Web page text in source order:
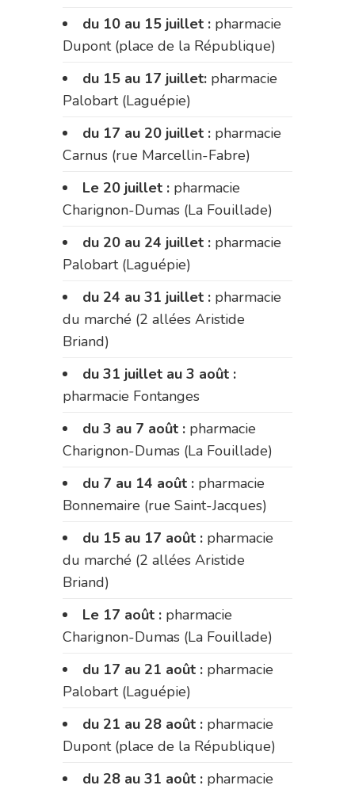
du 10 au 15 juillet : pharmacie
Dupont (place de la République)
du 15 au 17 juillet: pharmacie
Palobart (Laguépie)
du 17 au 20 juillet : pharmacie
Carnus (rue Marcellin-Fabre)
Le 20 juillet : pharmacie
Charignon-Dumas (La Fouillade)
du 20 au 24 juillet : pharmacie
Palobart (Laguépie)
du 24 au 31 juillet : pharmacie
du marché (2 allées Aristide
Briand)
du 31 juillet au 3 août :
pharmacie Fontanges
du 3 au 7 août : pharmacie
Charignon-Dumas (La Fouillade)
du 7 au 14 août : pharmacie
Bonnemaire (rue Saint-Jacques)
du 15 au 17 août : pharmacie
du marché (2 allées Aristide
Briand)
Le 17 août : pharmacie
Charignon-Dumas (La Fouillade)
du 17 au 21 août : pharmacie
Palobart (Laguépie)
du 21 au 28 août : pharmacie
Dupont (place de la République)
du 28 au 31 août : pharmacie